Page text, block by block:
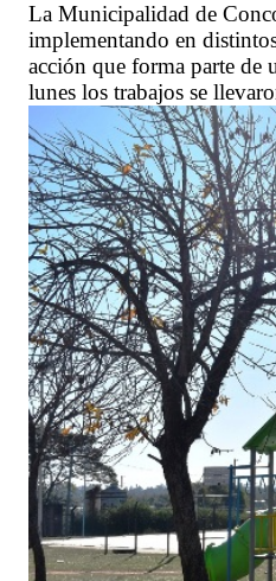
La Municipalidad de
implementando en
acción que forma parte de
lunes los trabajos se